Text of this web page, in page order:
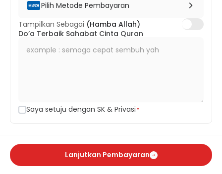
Pilih Metode Pembayaran
Tampilkan Sebagai (Hamba Allah)
Do’a Terbaik Sahabat Cinta Quran
Saya setuju dengan SK & Privasi *
Lanjutkan Pembayaran